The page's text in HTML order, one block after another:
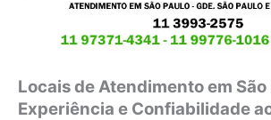
Locais de Atendimento em São
Experiência e Confiabilidade